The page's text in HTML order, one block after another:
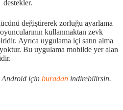
destekler.
değiştirerek zorluğu ayarlama
kullanmaktan zevk
Ayrıca uygulama içi satın alma
Bu uygulama mobilde yer alan
Android için buradan indirebilirsin.